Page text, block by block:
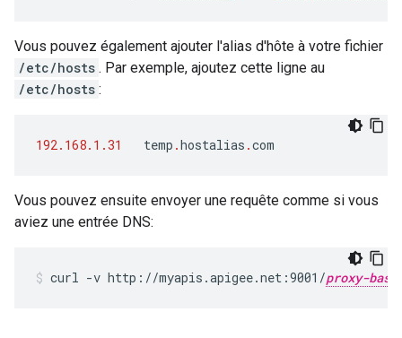
Vous pouvez également ajouter l'alias d'hôte à votre fichier
/etc/hosts . Par exemple, ajoutez cette ligne au
/etc/hosts :
192.168.1.31 temp .hostalias .com
Vous pouvez ensuite envoyer une requête comme si vous
aviez une entrée DNS:
curl -v http://myapis.apigee.net:9001/proxy-